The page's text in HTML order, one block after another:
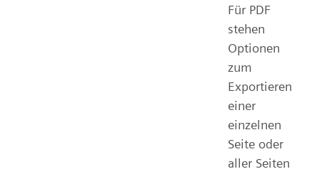
Für PDF
stehen
Optionen
zum
Exportieren
einer
einzelnen
Seite oder
aller Seiten